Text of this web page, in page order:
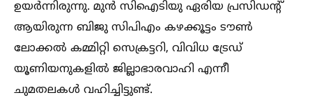
ഉയര്‍ന്നിരുന്നു. മുന്‍ സിഐടിയു ഏരിയ പ്രസിഡന്റ്
ആയിരുന്ന ബിജു സിപിഎം കഴക്കൂട്ടം ടൗണ്‍
ലോക്കല്‍ കമ്മിറ്റി സെക്രട്ടറി, വിവിധ ട്രേഡ്
യൂണിയനുകളില്‍ ജില്ലാഭാരവാഹി എന്നീ
ചുമതലകള്‍ വഹിച്ചിട്ടുണ്ട്.